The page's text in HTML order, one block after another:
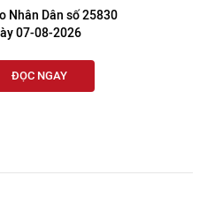
Nhân Dân số 25830
07-08-2026
ĐỌC NGAY